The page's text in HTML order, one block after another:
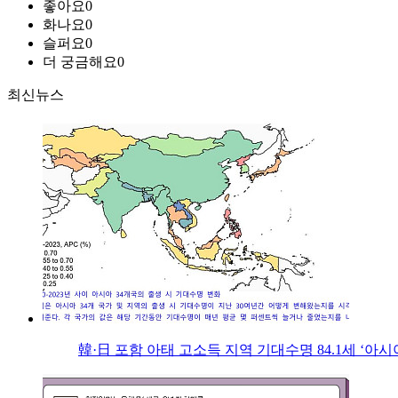
좋아요0
화나요0
슬퍼요0
더 궁금해요0
최신뉴스
韓·日 포함 아태 고소득 지역 기대수명 84.1세 ‘아시